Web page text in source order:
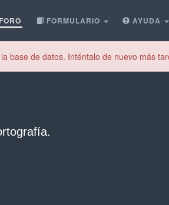
FORO FORMULARIO AYUDA
base de datos. Inténtalo de nuevo más